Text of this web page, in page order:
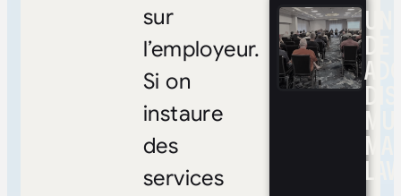
DE
sur
l’employeur.
Si on
instaure
des
services